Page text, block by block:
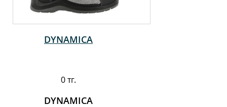
DYNAMICA
0 тг.
DYNAMICA